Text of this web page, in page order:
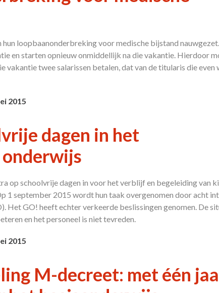
hun loopbaanonderbreking voor medische bijstand
en starten opnieuw onmiddellijk na die vakantie. Hierdoor
vakantie twee salarissen betalen, dat van de titularis die even
2015
dagen in het
op schoolvrije dagen in voor het verblijf en begeleiding van
1 september 2015 wordt hun taak overgenomen door acht
Het GO! heeft echter verkeerde beslissingen genomen. De
en het personeel is niet tevreden.
2015
M-decreet: met één